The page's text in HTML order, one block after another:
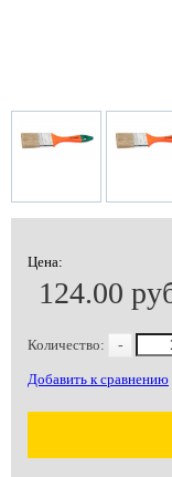
Цена:
124.00
Количество: -
Добавить к сравнению